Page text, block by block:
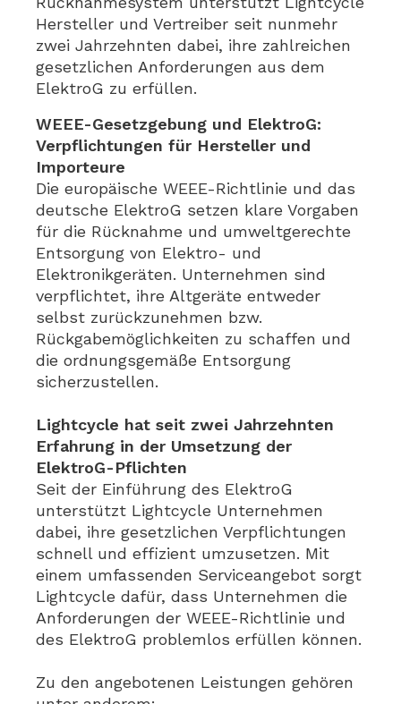
Hersteller und Vertreiber seit nunmehr
zwei Jahrzehnten dabei, ihre zahlreichen
gesetzlichen Anforderungen aus dem
ElektroG zu erfüllen.
WEEE-Gesetzgebung und ElektroG:
Verpflichtungen für Hersteller und
Importeure
Die europäische WEEE-Richtlinie und das
deutsche ElektroG setzen klare Vorgaben
für die Rücknahme und umweltgerechte
Entsorgung von Elektro- und
Elektronikgeräten. Unternehmen sind
verpflichtet, ihre Altgeräte entweder
selbst zurückzunehmen bzw.
Rückgabemöglichkeiten zu schaffen und
die ordnungsgemäße Entsorgung
sicherzustellen.
Lightcycle hat seit zwei Jahrzehnten
Erfahrung in der Umsetzung der
ElektroG-Pflichten
Seit der Einführung des ElektroG
unterstützt Lightcycle Unternehmen
dabei, ihre gesetzlichen Verpflichtungen
schnell und effizient umzusetzen. Mit
einem umfassenden Serviceangebot sorgt
Lightcycle dafür, dass Unternehmen die
Anforderungen der WEEE-Richtlinie und
des ElektroG problemlos erfüllen können.
Zu den angebotenen Leistungen gehören